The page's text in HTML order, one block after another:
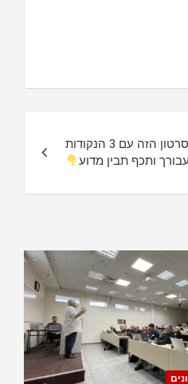
אם אתה מתעניין בשוק ההון ורוצה באמת לפעול בו בהצלחה, הסרטון הזה עם 3 הנקודות
ותכף תבין מדוע